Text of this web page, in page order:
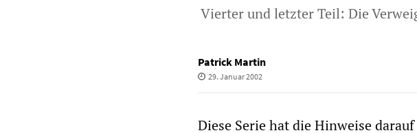
Vierter und letzter Teil: Die
Patrick Martin
29. Januar 2002
Diese Serie hat die Hinweise